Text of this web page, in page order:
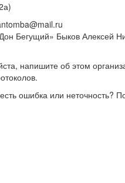
Бегущий» Быков Алексей
напишите об этом
ошибка или неточность?